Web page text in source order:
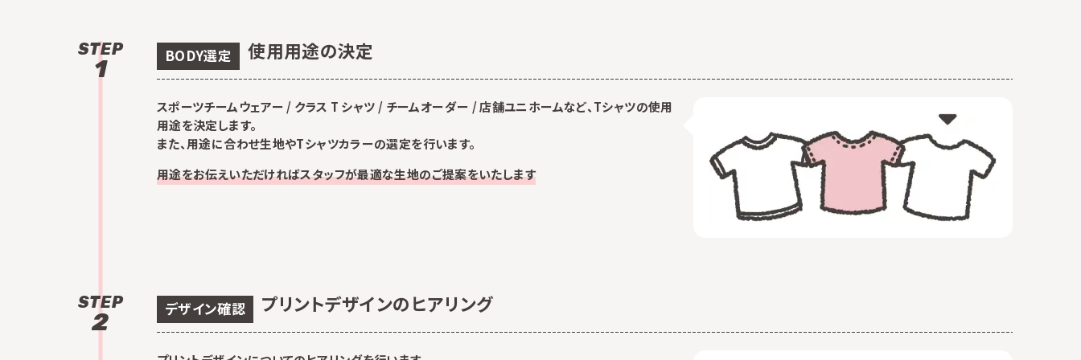
STEP
1 BODY選定 使用用途の決定
スポーツチームウェアー / クラス T シャツ / チームオーダー / 店舗ユニホームなど、Tシャツの使用
用途を決定します。
また、用途に合わせ生地やTシャツカラーの選定を行います。
用途をお伝えいただければスタッフが最適な生地のご提案をいたします
STEP
2 デザイン確認 プリントデザインのヒアリング